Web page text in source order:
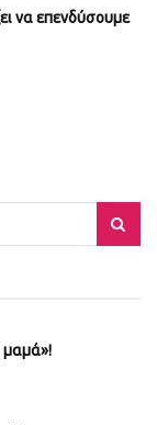
να επενδύσουμε
μαμά»!